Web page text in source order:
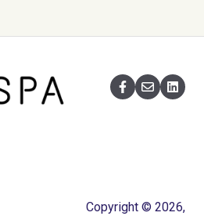
Copyright © 2026,